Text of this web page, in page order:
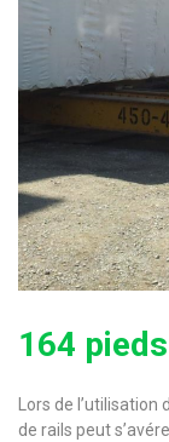
164
Lors de
de rails peut